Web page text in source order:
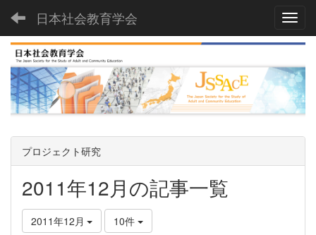
日本社会教育学会
プロジェクト研究
2011年12月の記事一覧
2011年12月 10件